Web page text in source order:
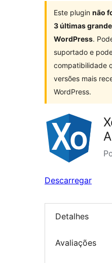
Este plugin não
3 últimas
WordPress.
suportado e
compatibilidade
versões mais
WordPress.
Descarregar
Detalhes
Avaliações